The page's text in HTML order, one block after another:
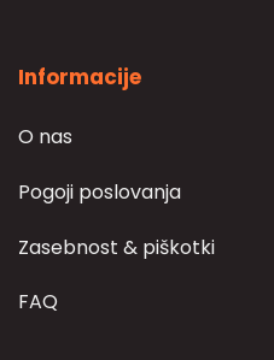
Informacije
O nas
Pogoji poslovanja
Zasebnost & piškotki
FAQ